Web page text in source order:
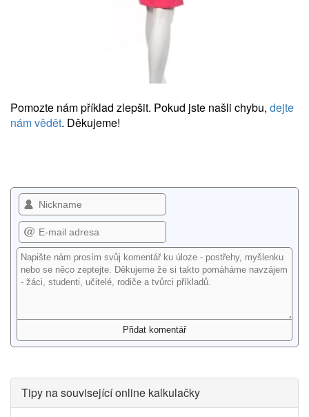
Pomozte nám příklad zlepšit. Pokud jste našli chybu, dejte
nám vědět. Děkujeme!
Tipy na související online kalkulačky